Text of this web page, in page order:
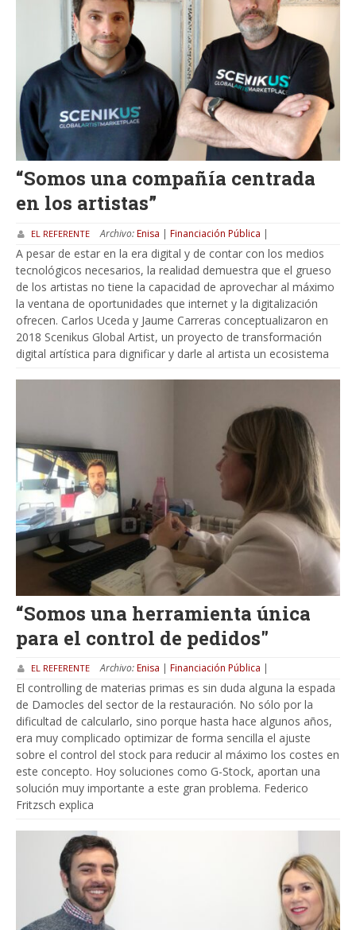
“Somos una compañía centrada
en los artistas”
EL REFERENTE Archivo:Enisa | Financiación Pública |
A pesar de estar en la era digital y de contar con los medios
tecnológicos necesarios, la realidad demuestra que el grueso
de los artistas no tiene la capacidad de aprovechar al máximo
la ventana de oportunidades que internet y la digitalización
ofrecen. Carlos Uceda y Jaume Carreras conceptualizaron en
2018 Scenikus Global Artist, un proyecto de transformación
digital artística para dignificar y darle al artista un ecosistema
“Somos una herramienta única
para el control de pedidos"
EL REFERENTE Archivo:Enisa | Financiación Pública |
El controlling de materias primas es sin duda alguna la espada
de Damocles del sector de la restauración. No sólo por la
dificultad de calcularlo, sino porque hasta hace algunos años,
era muy complicado optimizar de forma sencilla el ajuste
sobre el control del stock para reducir al máximo los costes en
este concepto. Hoy soluciones como G-Stock, aportan una
solución muy importante a este gran problema. Federico
Fritzsch explica